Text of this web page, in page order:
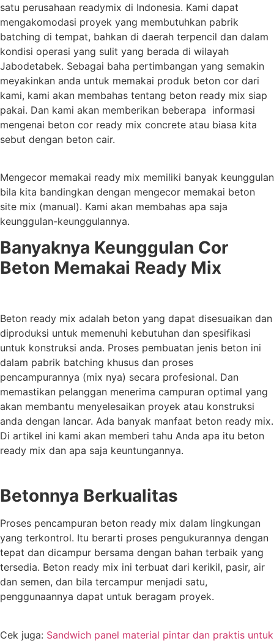
satu perusahaan readymix di Indonesia. Kami dapat
mengakomodasi proyek yang membutuhkan pabrik
batching di tempat, bahkan di daerah terpencil dan dalam
kondisi operasi yang sulit yang berada di wilayah
Jabodetabek. Sebagai baha pertimbangan yang semakin
meyakinkan anda untuk memakai produk beton cor dari
kami, kami akan membahas tentang beton ready mix siap
pakai. Dan kami akan memberikan beberapa informasi
mengenai beton cor ready mix concrete atau biasa kita
sebut dengan beton cair.
Mengecor memakai ready mix memiliki banyak keunggulan
bila kita bandingkan dengan mengecor memakai beton
site mix (manual). Kami akan membahas apa saja
keunggulan-keunggulannya.
Banyaknya Keunggulan Cor
Beton Memakai Ready Mix
Beton ready mix adalah beton yang dapat disesuaikan dan
diproduksi untuk memenuhi kebutuhan dan spesifikasi
untuk konstruksi anda. Proses pembuatan jenis beton ini
dalam pabrik batching khusus dan proses
pencampurannya (mix nya) secara profesional. Dan
memastikan pelanggan menerima campuran optimal yang
akan membantu menyelesaikan proyek atau konstruksi
anda dengan lancar. Ada banyak manfaat beton ready mix.
Di artikel ini kami akan memberi tahu Anda apa itu beton
ready mix dan apa saja keuntungannya.
Betonnya Berkualitas
Proses pencampuran beton ready mix dalam lingkungan
yang terkontrol. Itu berarti proses pengukurannya dengan
tepat dan dicampur bersama dengan bahan terbaik yang
tersedia. Beton ready mix ini terbuat dari kerikil, pasir, air
dan semen, dan bila tercampur menjadi satu,
penggunaannya dapat untuk beragam proyek.
Cek juga: Sandwich panel material pintar dan praktis untuk